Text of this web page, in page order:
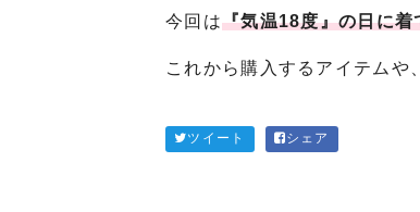
今回は『気温18度』の日に
これから購入するアイテムや
ツイート シェア